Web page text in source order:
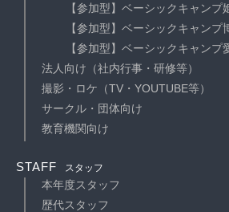
【参加型】ベーシックキャンプ
【参加型】ベーシックキャンプ
【参加型】ベーシックキャンプ
法人向け（社内行事・研修等）
撮影・ロケ（TV・YOUTUBE等）
サークル・団体向け
教育機関向け
STAFF スタッフ
本年度スタッフ
歴代スタッフ